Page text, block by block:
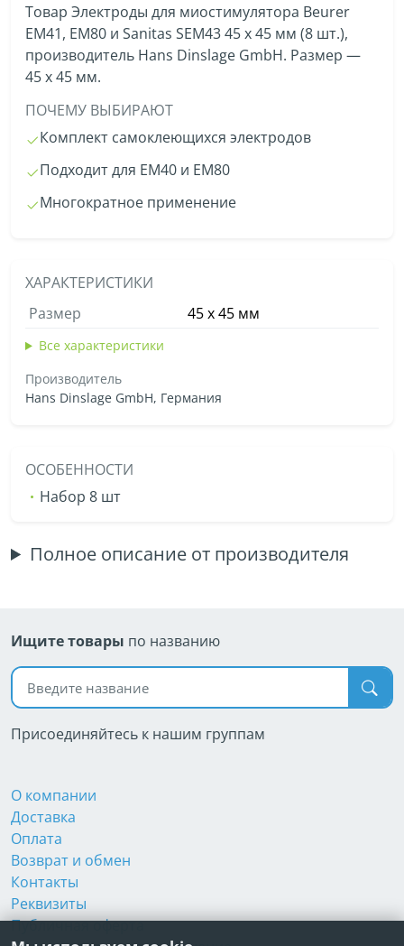
Товар Электроды для миостимулятора Beurer
EM41, EM80 и Sanitas SEM43 45 х 45 мм (8 шт.),
производитель Hans Dinslage GmbH. Размер —
45 х 45 мм.
ПОЧЕМУ ВЫБИРАЮТ
Комплект самоклеющихся электродов
Подходит для EM40 и EM80
Многократное применение
ХАРАКТЕРИСТИКИ
Размер
45 х 45 мм
Все характеристики
Производитель
Hans Dinslage GmbH, Германия
ОСОБЕННОСТИ
Набор 8 шт
Полное описание от производителя
Ищите товары по названию
Поиск по названию
Присоединяйтесь к нашим группам
О компании
Доставка
Оплата
Возврат и обмен
Контакты
Реквизиты
Публичная оферта